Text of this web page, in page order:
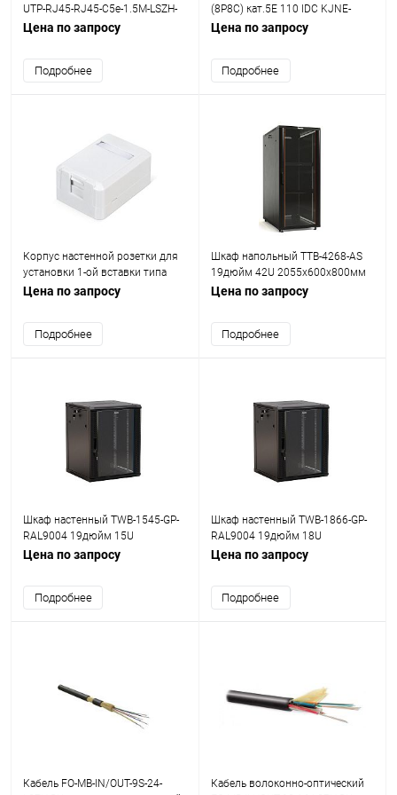
UTP-RJ45-RJ45-C5e-1.5M-LSZH-
GY 1.5м сер. Hyperline 42271
Цена по запросу
Подробнее
(8P8C) кат.5E 110 IDC KJNE-
8P8C-C5e-90-WH заделка с
Hyperline 46653
Цена по запросу
Подробнее
Корпус настенной розетки для
установки 1-ой вставки типа
Keystone Jack Д WRline WR-MB-1
Цена по запросу
Подробнее
Шкаф напольный TTB-4268-AS
19дюйм 42U 2055х600х800мм
перед. стекл. дверь со стальн.
сплошная ручка с замком
крыша нового типа черн. (RAL
Цена по запросу
Подробнее
Шкаф настенный TWB-1545-GP-
RAL9004 19дюйм 15U
775х600х450мм стеклян. дверь
замком черн. (RAL 9004)
(разобранный) Hyperline 392639
Цена по запросу
Подробнее
Шкаф настенный TWB-1866-GP-
RAL9004 19дюйм 18U
908х600х600мм стекл. дверь с
замком черн. (RAL 9004)
(разобранный) Hyperline 392642
Цена по запросу
Подробнее
Кабель FO-MB-IN/OUT-9S-24-
Кабель волоконно-оптический